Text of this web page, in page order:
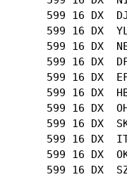
599 16 DX
599 16 DX
599 16 DX
599 16 DX
599 16 DX
599 16 DX
599 16 DX
599 16 DX
599 16 DX
599 16 DX
599 16 DX